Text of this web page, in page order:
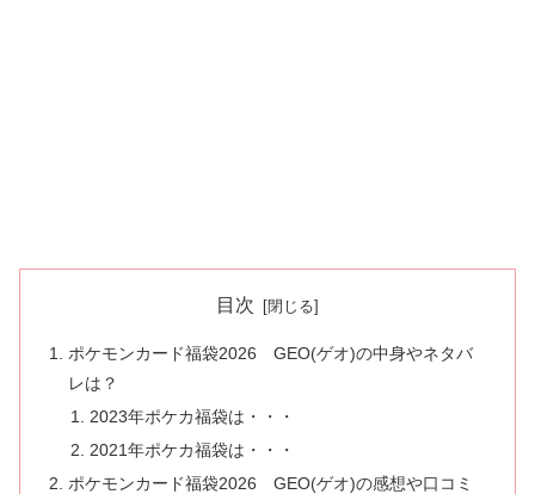
目次
ポケモンカード福袋2026 GEO(ゲオ)の中身やネタバ
レは？
2023年ポケカ福袋は・・・
2021年ポケカ福袋は・・・
ポケモンカード福袋2026 GEO(ゲオ)の感想や口コミ